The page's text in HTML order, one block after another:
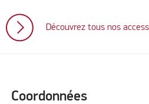
Découvrez tous nos
Coordonnées